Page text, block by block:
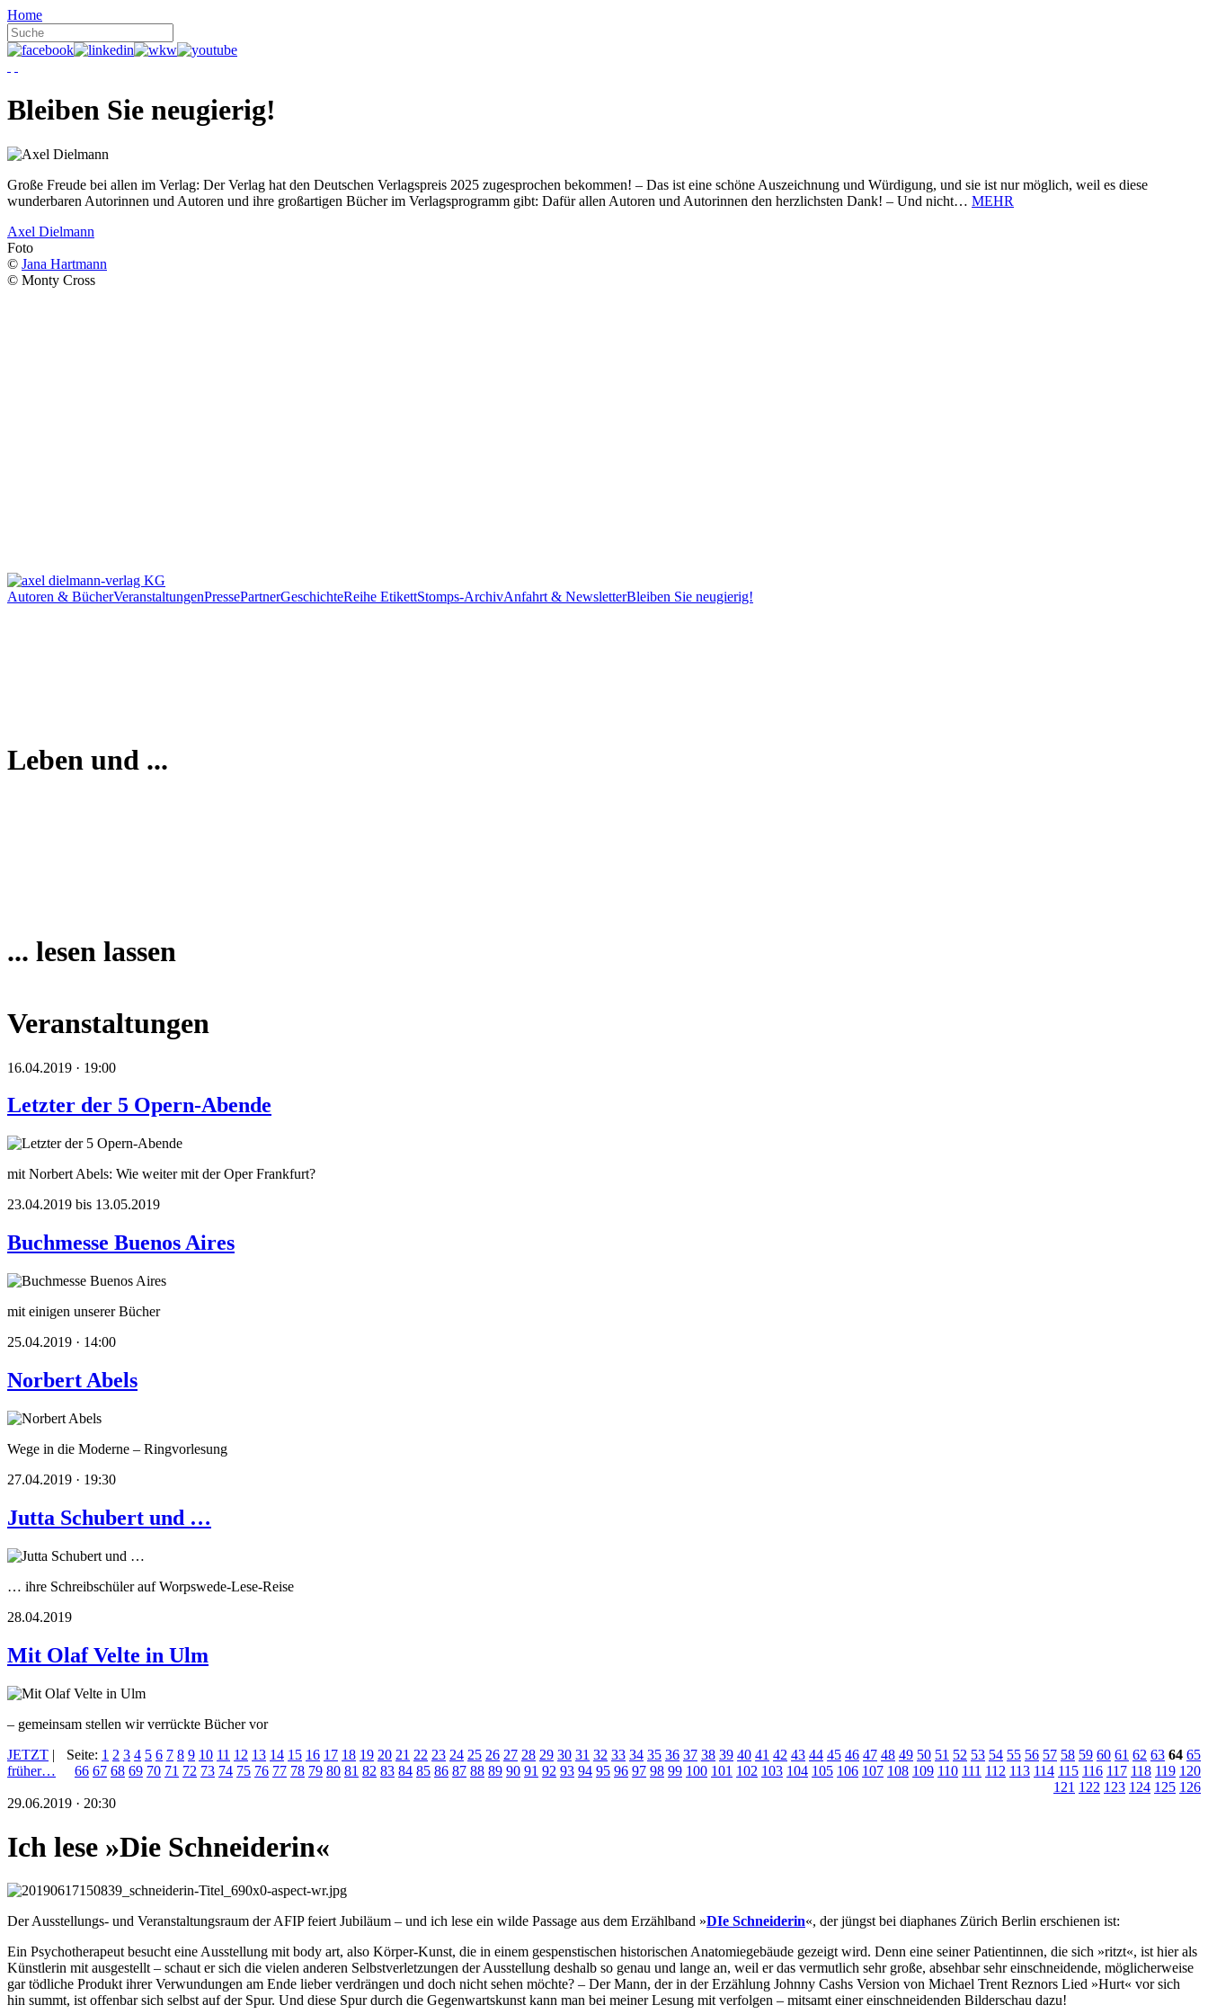
Home
Bleiben Sie neugierig!
Große Freude bei allen im Verlag: Der Verlag hat den Deutschen Verlagspreis 2025 zugesprochen bekommen! – Das ist eine schöne Auszeichnung und Würdigung, und sie ist nur möglich, weil es diese
wunderbaren Autorinnen und Autoren und ihre großartigen Bücher im Verlagsprogramm gibt: Dafür allen Autoren und Autorinnen den herzlichsten Dank! – Und nicht… MEHR
Axel Dielmann
Foto
© Jana Hartmann
© Monty Cross
Autoren & BücherVeranstaltungenPressePartnerGeschichteReihe EtikettStomps-ArchivAnfahrt & NewsletterBleiben Sie neugierig!
Leben und ...
... lesen lassen
Veranstaltungen
16.04.2019 · 19:00
Letzter der 5 Opern-Abende
mit Norbert Abels: Wie weiter mit der Oper Frankfurt?
23.04.2019 bis 13.05.2019
Buchmesse Buenos Aires
mit einigen unserer Bücher
25.04.2019 · 14:00
Norbert Abels
Wege in die Moderne – Ringvorlesung
27.04.2019 · 19:30
Jutta Schubert und …
… ihre Schreibschüler auf Worpswede-Lese-Reise
28.04.2019
Mit Olaf Velte in Ulm
– gemeinsam stellen wir verrückte Bücher vor
JETZT |
früher…
Seite: 1 2 3 4 5 6 7 8 9 10 11 12 13 14 15 16 17 18 19 20 21 22 23 24 25 26 27 28 29 30 31 32 33 34 35 36 37 38 39 40 41 42 43 44 45 46 47 48 49 50 51 52 53 54 55 56 57 58 59 60 61 62 63 64 65
66 67 68 69 70 71 72 73 74 75 76 77 78 79 80 81 82 83 84 85 86 87 88 89 90 91 92 93 94 95 96 97 98 99 100 101 102 103 104 105 106 107 108 109 110 111 112 113 114 115 116 117 118 119 120
121 122 123 124 125 126
29.06.2019 · 20:30
Ich lese »Die Schneiderin«
Der Ausstellungs- und Veranstaltungsraum der AFIP feiert Jubiläum – und ich lese ein wilde Passage aus dem Erzählband »DIe Schneiderin«, der jüngst bei diaphanes Zürich Berlin erschienen ist:
Ein Psychotherapeut besucht eine Ausstellung mit body art, also Körper-Kunst, die in einem gespenstischen historischen Anatomiegebäude gezeigt wird. Denn eine seiner Patientinnen, die sich »ritzt«, ist hier als
Künstlerin mit ausgestellt – schaut er sich die vielen anderen Selbstverletzungen der Ausstellung deshalb so genau und lange an, weil er das vermutlich sehr große, absehbar sehr einschneidende, möglicherweise
gar tödliche Produkt ihrer Verwundungen am Ende lieber verdrängen und doch nicht sehen möchte? – Der Mann, der in der Erzählung Johnny Cashs Version von Michael Trent Reznors Lied »Hurt« vor sich
hin summt, ist offenbar sich selbst auf der Spur. Und diese Spur durch die Gegenwartskunst kann man bei meiner Lesung mit verfolgen – mitsamt einer einschneidenden Bilderschau dazu!